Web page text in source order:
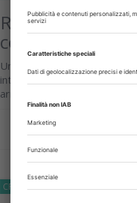
Riabilitazione
con workflow
Un case report descrive
intraorale, faccette in
armonizzazione estetica con
Approfondisci
CRONACA 20 Luglio 2026